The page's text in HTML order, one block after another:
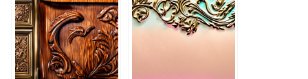
Дюрополимер
Orac Decor по
низкой цене в
интернет-
магазине
Полиуретан по
низкой цене в
интернет-